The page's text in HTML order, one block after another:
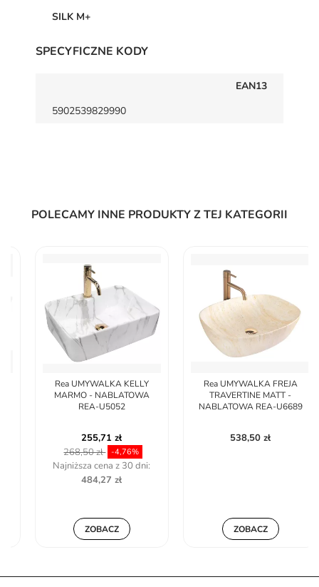
SILK M+
SPECYFICZNE KODY
EAN13
5902539829990
POLECAMY INNE PRODUKTY Z TEJ KATEGORII
Rea UMYWALKA KELLY
MARMO - NABLATOWA
REA-U5052
255,71 zł
268,50 zł -4,76%
Najniższa cena z 30 dni:
484,27 zł
ZOBACZ
Rea UMYWALKA FREJA
TRAVERTINE MATT -
NABLATOWA REA-U6689
538,50 zł
ZOBACZ